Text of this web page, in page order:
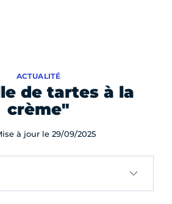
de tartes à la
crème"
ACTUALITÉ
à jour le 29/09/2025